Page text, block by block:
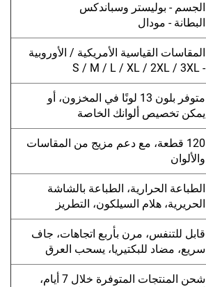
الجسم - بوليستر وسباندكس
البطانة - مودال
المقاسات القياسية الأمريكية / الأوروبية
- S / M / L / XL / 2XL / 3XL
متوفر بلون 13 لونًا في المخزون، أو
يمكن تخصيص ألوانك الخاصة
120 قطعة، مع دعم مزيج من المقاسات
والألوان
الطباعة الحرارية، الطباعة بالشاشة
الحريرية، هلام السيلكون، التطريز
قابل للتنفس، مرن بأربع اتجاهات، جاف
سريع، مضاد للبكتيريا، يسحب العرق
شحن المنتجات المتوفرة خلال 7 أيام،